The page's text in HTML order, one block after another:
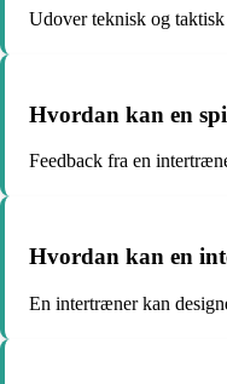
Udover teknisk og
Hvordan kan en
Feedback fra en
Hvordan kan en
En intertræner kan